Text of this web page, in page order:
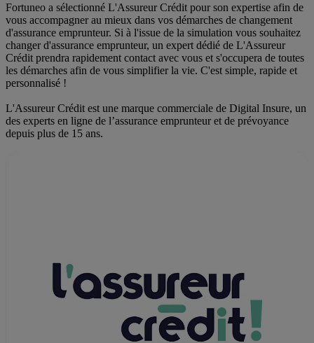
Fortuneo a sélectionné L'Assureur Crédit pour son expertise afin de
vous accompagner au mieux dans vos démarches de changement
d'assurance emprunteur. Si à l'issue de la simulation vous souhaitez
changer d'assurance emprunteur, un expert dédié de L'Assureur
Crédit prendra rapidement contact avec vous et s'occupera de toutes
les démarches afin de vous simplifier la vie. C'est simple, rapide et
personnalisé !
L'Assureur Crédit est une marque commerciale de Digital Insure, un
des experts en ligne de l’assurance emprunteur et de prévoyance
depuis plus de 15 ans.